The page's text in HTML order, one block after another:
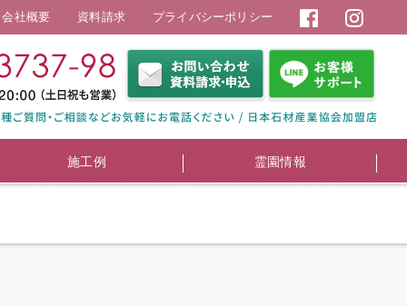
会社概要 資料請求 プライバシーポリシー
施工例 霊園情報